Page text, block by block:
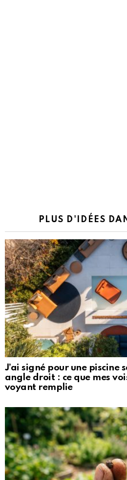
PLUS D'IDÉES
J’ai signé pour une piscine
angle droit : ce que mes
voyant remplie